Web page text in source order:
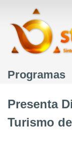
Menú
Programas
Presenta
Turismo